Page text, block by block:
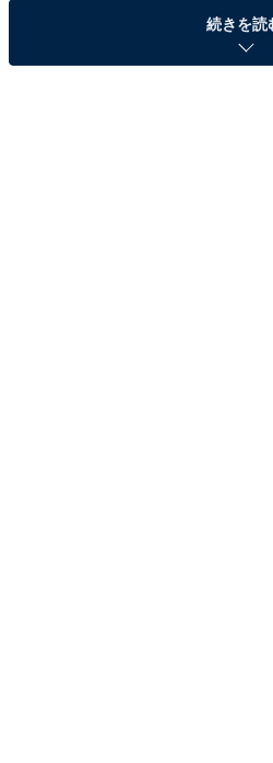
プチプラブランドがどんどん洗
をプチプラで揃えてコーデする
続きを読